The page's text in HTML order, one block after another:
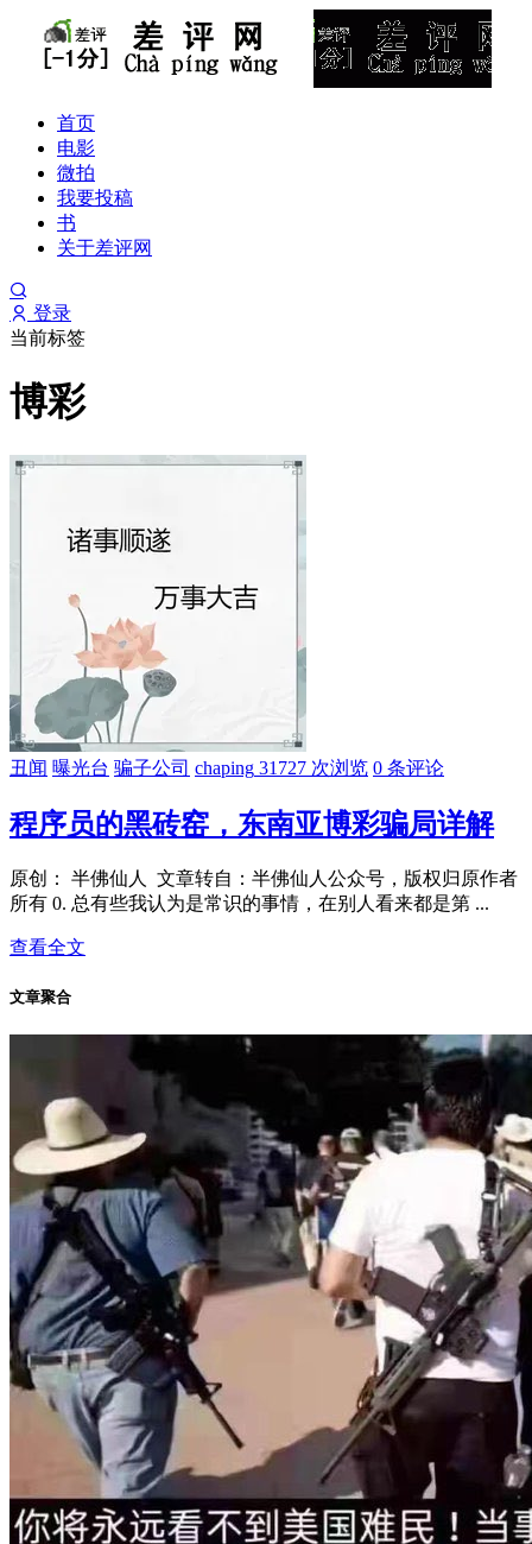
首页
电影
微拍
我要投稿
书
关于差评网
登录
当前标签
博彩
丑闻 曝光台 骗子公司 chaping 31727 次浏览 0 条评论
程序员的黑砖窑，东南亚博彩骗局详解
原创： 半佛仙人 文章转自：半佛仙人公众号，版权归原作者
所有 0. 总有些我认为是常识的事情，在别人看来都是第 ...
查看全文
文章聚合